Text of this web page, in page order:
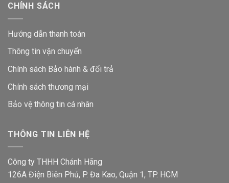
CHÍNH SÁCH
Hướng dẫn thanh toán
Thông tin vận chuyển
Chính sách Bảo hành & đổi trả
Chính sách thương mại
Bảo vệ thông tin cá nhân
THÔNG TIN LIÊN HỆ
Công ty THHH Chánh Hãng
126A Điện Biên Phủ, P. Đa Kao, Quận 1, TP. HCM